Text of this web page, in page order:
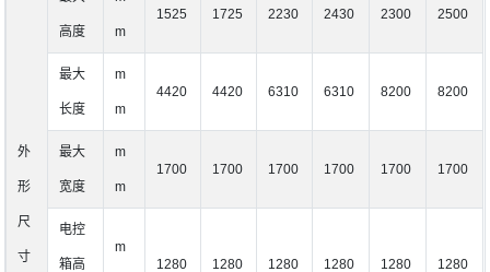
外
形
尺
寸
高度 m
1525 1725 2230 2430 2300 2500
最大
长度
m
m
4420 4420 6310 6310 8200 8200
最大
宽度
m
m
1700 1700 1700 1700 1700 1700
电控
箱高
m
1280 1280 1280 1280 1280 1280